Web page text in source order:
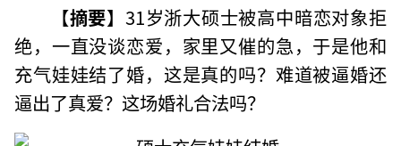
【摘要】31岁浙大硕士被高中暗恋对象拒
绝，一直没谈恋爱，家里又催的急，于是他和
充气娃娃结了婚，这是真的吗？难道被逼婚还
逼出了真爱？这场婚礼合法吗？